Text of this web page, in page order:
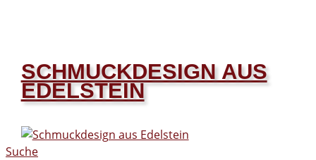
SCHMUCKDESIGN AUS
EDELSTEIN
Suche